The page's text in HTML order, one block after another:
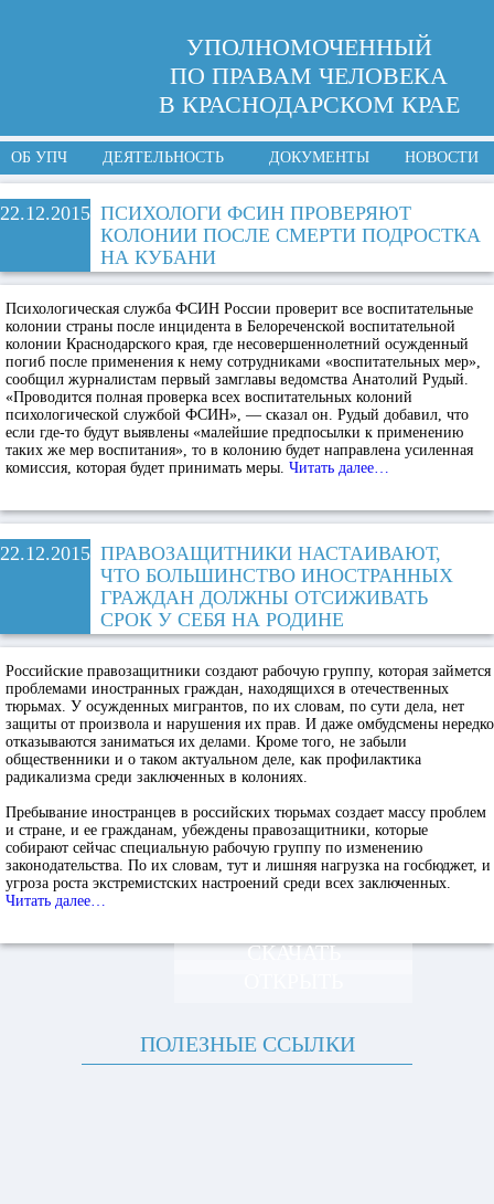
УПОЛНОМОЧЕННЫЙ
ПО ПРАВАМ ЧЕЛОВЕКА
В КРАСНОДАРСКОМ КРАЕ
ОБ УПЧ ДЕЯТЕЛЬНОСТЬ ДОКУМЕНТЫ НОВОСТИ
22.12.2015 ПСИХОЛОГИ ФСИН ПРОВЕРЯЮТ
КОЛОНИИ ПОСЛЕ СМЕРТИ ПОДРОСТКА
НА КУБАНИ
Психологическая служба ФСИН России проверит все воспитательные
колонии страны после инцидента в Белореченской воспитательной
колонии Краснодарского края, где несовершеннолетний осужденный
погиб после применения к нему сотрудниками «воспитательных мер»,
сообщил журналистам первый замглавы ведомства Анатолий Рудый.
«Проводится полная проверка всех воспитательных колоний
психологической службой ФСИН», — сказал он. Рудый добавил, что
если где-то будут выявлены «малейшие предпосылки к применению
таких же мер воспитания», то в колонию будет направлена усиленная
комиссия, которая будет принимать меры. Читать далее…
22.12.2015 ПРАВОЗАЩИТНИКИ НАСТАИВАЮТ,
ЧТО БОЛЬШИНСТВО ИНОСТРАННЫХ
ГРАЖДАН ДОЛЖНЫ ОТСИЖИВАТЬ
СРОК У СЕБЯ НА РОДИНЕ
Российские правозащитники создают рабочую группу, которая займется
проблемами иностранных граждан, находящихся в отечественных
тюрьмах. У осужденных мигрантов, по их словам, по сути дела, нет
защиты от произвола и нарушения их прав. И даже омбудсмены нередко
отказываются заниматься их делами. Кроме того, не забыли
общественники и о таком актуальном деле, как профилактика
радикализма среди заключенных в колониях.
Пребывание иностранцев в российских тюрьмах создает массу проблем
и стране, и ее гражданам, убеждены правозащитники, которые
собирают сейчас специальную рабочую группу по изменению
законодательства. По их словам, тут и лишняя нагрузка на госбюджет, и
угроза роста экстремистских настроений среди всех заключенных.
Читать далее…
СКАЧАТЬ
ПОЛЕЗНЫЕ ССЫЛКИ